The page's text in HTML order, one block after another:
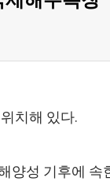
치해 있다.
양성 기후에 속